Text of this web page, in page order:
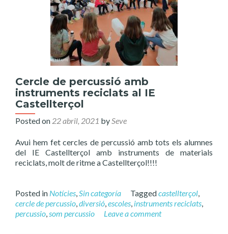
Cercle de percussió amb
instruments reciclats al IE
Castellterçol
Posted on 22 abril, 2021 bySeve
Avui hem fet cercles de percussió amb tots els alumnes
del IE Castellterçol amb instruments de materials
reciclats, molt de ritme a Castellterçol!!!!
Posted in Notícies,Sin categoría Taggedcastellterçol,
cercle de percussio,diversió,escoles, instruments reciclats,
percussio,som percussio Leave a comment